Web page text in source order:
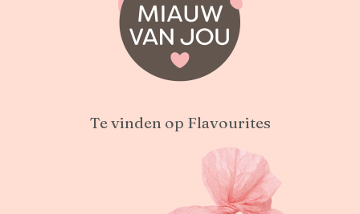
Te vinden op Flavourites